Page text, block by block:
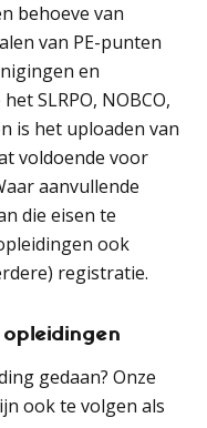
behoeve van
van PE-punten
en
SLRPO, NOBCO,
is het uploaden van
voldoende voor
aanvullende
die eisen te
ook
registratie.
gedaan? Onze
ook te volgen als